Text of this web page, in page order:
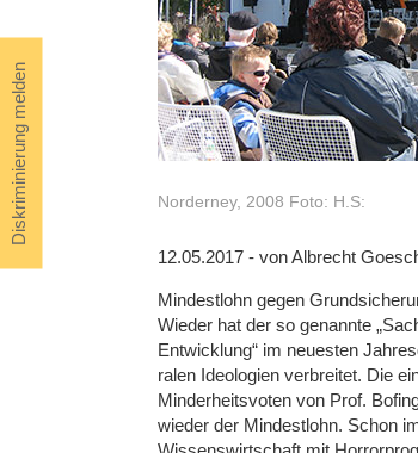
Diskriminierung melden Norderney, 2008 Foto: H.S:
12.05.2017 - von Albrecht
Mindestlohn gegen
Wieder hat der so genannte
Entwicklung“ im neuesten
ralen Ideologien verbreitet. Die
Minderheitsvoten von Prof.
wieder der Mindestlohn. Schon